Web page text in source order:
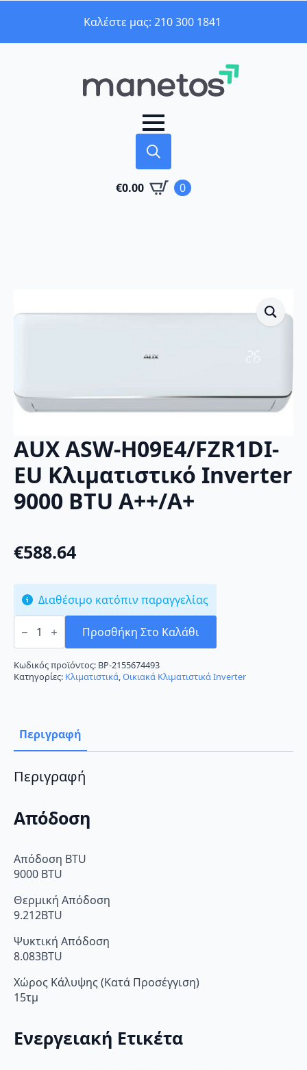
Καλέστε μας: 210 300 1841
for:
€0.00 0
AUX ASW-H09E4/FZR1DI-
EU Κλιματιστικό Inverter
9000 BTU A++/A+
€588.64
Διαθέσιμο κατόπιν παραγγελίας
AUX
ASW-
EU
Κλιματιστικό
Inverter
9000
Προσθήκη Στο Καλάθι
Κωδικός προϊόντος: BP-2155674493
Κατηγορίες: Κλιματιστικά,Οικιακά Κλιματιστικά Inverter
Περιγραφή
Περιγραφή
Απόδοση
Απόδοση BTU
9000 BTU
Θερμική Απόδοση
9.212BTU
Ψυκτική Απόδοση
8.083BTU
Χώρος Κάλυψης (Κατά Προσέγγιση)
15τμ
Ενεργειακή Ετικέτα